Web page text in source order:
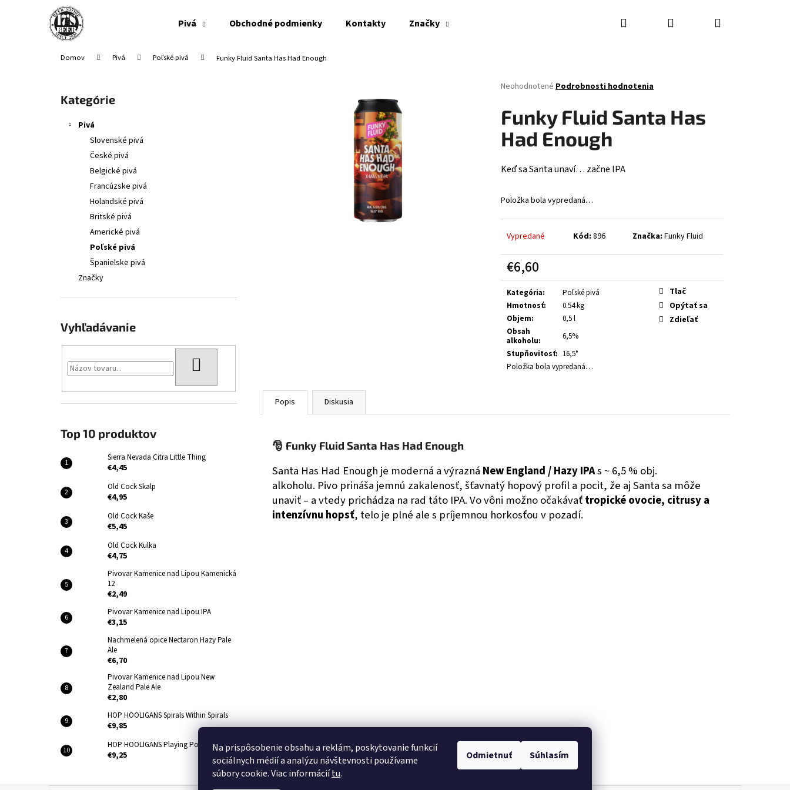
Na prispôsobenie obsahu a reklám, poskytovanie funkcií
sociálnych médií a analýzu návštevnosti používame
súbory cookie. Viac informáciítu.
Odmietnuť Súhlasím
Pivá Obchodné podmienky Kontakty Značky Hľadať PrihlásenieNákupný
Domov Pivá Poľské pivá Funky Fluid Santa Has Had Enough
Preskočiť
kategórie
Kategórie
Pivá
Slovenské pivá
České pivá
Belgické pivá
Francúzske pivá
Holandské pivá
Britské pivá
Americké pivá
Poľské pivá
Španielske pivá
Značky
Vyhľadávanie
Top 10 produktov
Sierra Nevada Citra Little Thing
€4,45
Old Cock Skalp
€4,95
Old Cock Kaše
€5,45
Old Cock Kulka
€4,75
Pivovar Kamenice nad Lipou Kamenická
12
€2,49
Pivovar Kamenice nad Lipou IPA
€3,15
Nachmelená opice Nectaron Hazy Pale
Ale
€6,70
Pivovar Kamenice nad Lipou New
Zealand Pale Ale
€2,80
HOP HOOLIGANS Spirals Within Spirals
€9,85
HOP HOOLIGANS Playing Possum
€9,25
Priemerné
produktu
je
0,0
hviezdičiek.
Neohodnotené Podrobnosti hodnotenia
Funky Fluid Santa Has
Had Enough
Keď sa Santa unaví… začne IPA
Položka bola vypredaná…
Vypredané Kód: 896 Značka: Funky Fluid
€6,60
Jednotková
cena:
Kategória:
Poľské pivá
Hmotnosť:
0.54 kg
Objem:
0,5 l
Obsah
alkoholu:
6,5%
Stupňovitosť: 16,5°
Položka bola vypredaná…
Tlač
Opýtať sa
Zdieľať
Popis Diskusia
🎅 Funky Fluid Santa Has Had Enough
Santa Has Had Enough je moderná a výrazná New England / Hazy IPAs ~ 6,5 % obj.
alkoholu. Pivo prináša jemnú zakalenosť, šťavnatý hopový profil a pocit, že aj Santa sa môže
unaviť – a vtedy prichádza na rad táto IPA.Vo vôni možno očakávaťtropické ovocie, citrusy a
intenzívnu hopsť, telo je plné ale s príjemnou horkosťou v pozadí.
Späť
Späť
Čo potrebujete nájsť?
Odporúčame
SIERRA NEVADA CITRA LITTLE THING
€4,45
OLD COCK KAŠE